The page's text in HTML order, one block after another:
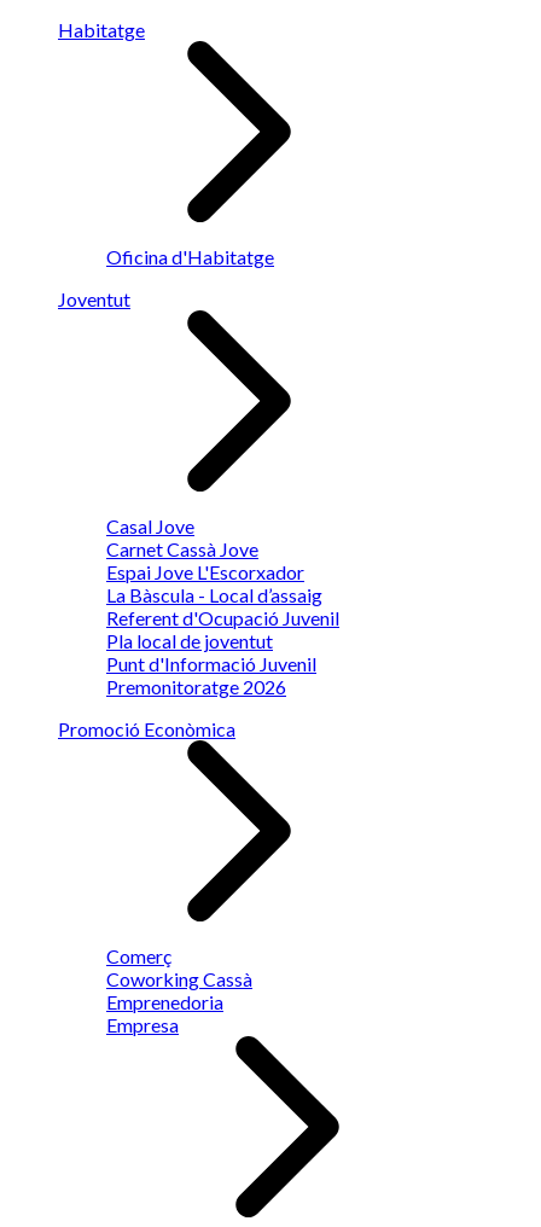
Habitatge
Oficina d'Habitatge
Joventut
Casal Jove
Carnet Cassà Jove
Espai Jove L'Escorxador
La Bàscula - Local d’assaig
Referent d'Ocupació Juvenil
Pla local de joventut
Punt d'Informació Juvenil
Premonitoratge 2026
Promoció Econòmica
Comerç
Coworking Cassà
Emprenedoria
Empresa